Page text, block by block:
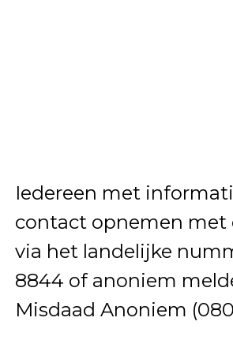
Iedereen met
contact opnemen met
via het landelijke
8844 of anoniem
Misdaad Anoniem